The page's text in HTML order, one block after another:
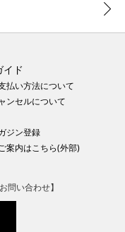
イド
払い方法について
ンセルについて
ジン登録
案内はこちら(外部)
問い合わせ】